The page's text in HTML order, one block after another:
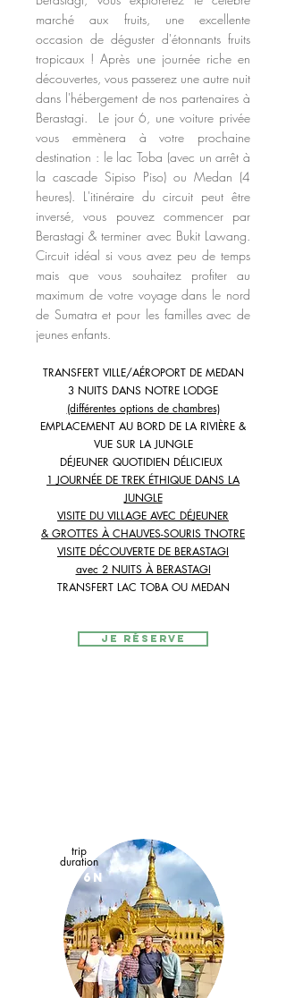
marché aux fruits, une excellente
occasion de déguster d'étonnants fruits
tropicaux ! Après une journée riche en
découvertes, vous passerez une autre nuit
dans l'hébergement de nos partenaires à
Berastagi. Le jour 6, une voiture privée
vous emmènera à votre prochaine
destination : le lac Toba (avec un arrêt à
la cascade Sipiso Piso) ou Medan (4
heures). L'itinéraire du circuit peut être
inversé, vous pouvez commencer par
Berastagi & terminer avec Bukit Lawang.
Circuit idéal si vous avez peu de temps
mais que vous souhaitez profiter au
maximum de votre voyage dans le nord
de Sumatra et pour les familles avec de
jeunes enfants.
TRANSFERT VILLE/AÉROPORT DE MEDAN
3 NUITS DANS NOTRE LODGE
(différentes options de chambres)
EMPLACEMENT AU BORD DE LA RIVIÈRE &
VUE SUR LA JUNGLE
DÉJEUNER QUOTIDIEN DÉLICIEUX
1 JOURNÉE DE TREK ÉTHIQUE DANS LA
JUNGLE
VISITE DU VILLAGE AVEC DÉJEUNER
& GROTTES À CHAUVES-SOURIS TNOTRE
VISITE DÉCOUVERTE DE BERASTAGI
avec 2 NUITS À BERASTAGI
TRANSFERT LAC TOBA OU MEDAN
je réserve
trip
duration
7D/6N